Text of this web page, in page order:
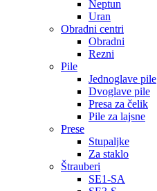
Neptun
Uran
Obradni centri
Obradni
Rezni
Pile
Jednoglave pile
Dvoglave pile
Presa za čelik
Pile za lajsne
Prese
Stupaljke
Za staklo
Štrauberi
SE1-SA